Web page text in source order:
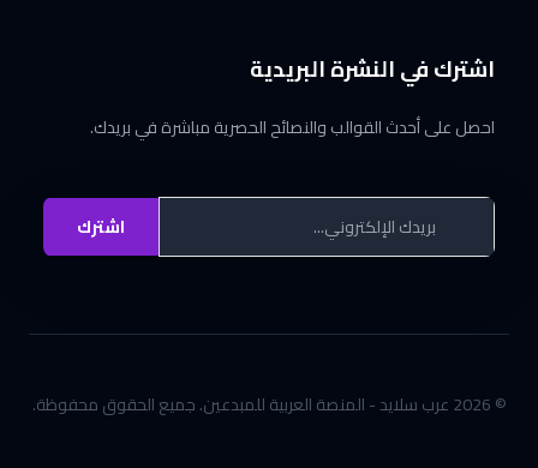
اشترك في النشرة البريدية
احصل على أحدث القوالب والنصائح الحصرية مباشرة في بريدك.
اشترك
© 2026 عرب سلايد - المنصة العربية للمبدعين. جميع الحقوق محفوظة.